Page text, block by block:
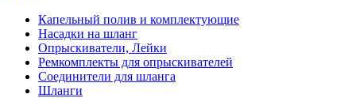
Капельный полив и комплектующие
Насадки на шланг
Опрыскиватели, Лейки
Ремкомплекты для опрыскивателей
Соединители для шланга
Шланги